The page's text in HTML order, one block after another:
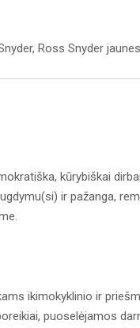
Ross Snyder
kūrybiškai
ir pažanga,
ikimokyklinio ir
puoselėjamos